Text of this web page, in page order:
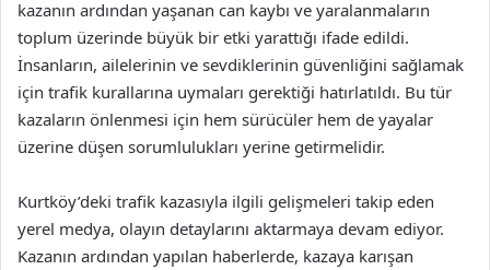
kazanın ardından yaşanan can kaybı ve yaralanmaların
toplum üzerinde büyük bir etki yarattığı ifade edildi.
İnsanların, ailelerinin ve sevdiklerinin güvenliğini sağlamak
için trafik kurallarına uymaları gerektiği hatırlatıldı. Bu tür
kazaların önlenmesi için hem sürücüler hem de yayalar
üzerine düşen sorumlulukları yerine getirmelidir.
Kurtköy’deki trafik kazasıyla ilgili gelişmeleri takip eden
yerel medya, olayın detaylarını aktarmaya devam ediyor.
Kazanın ardından yapılan haberlerde, kazaya karışan